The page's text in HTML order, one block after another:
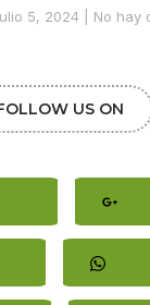
5, 2024 No hay
US ON